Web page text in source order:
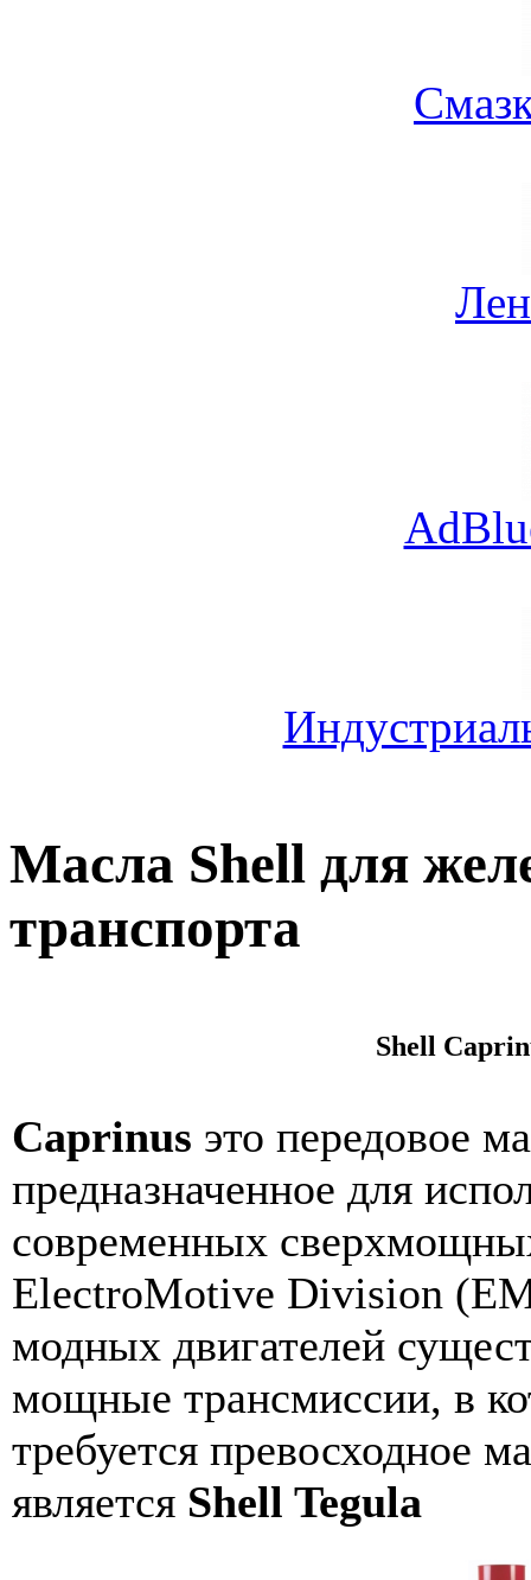
Масла Shell для
транспорта
Shell
Caprinus это передовое
предназначенное для
современных
ElectroMotive Division
модных двигателей
мощные трансмиссии, в
требуется превосходное
является Shell Tegula